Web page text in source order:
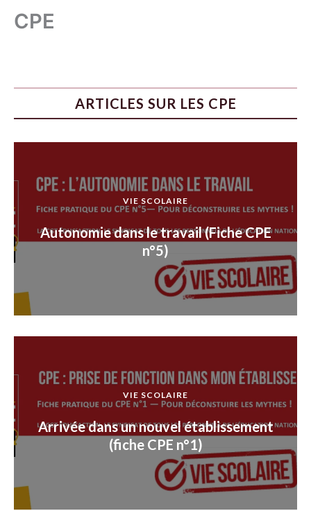
CPE
ARTICLES SUR LES CPE
VIE SCOLAIRE
Autonomie dans le travail (Fiche CPE
n°5)
VIE SCOLAIRE
Arrivée dans un nouvel établissement
(fiche CPE n°1)